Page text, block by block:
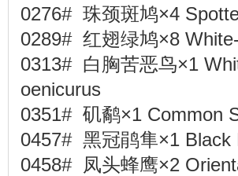
0276# 珠颈斑鸠×4
0289# 红翅绿鸠×8
0313# 白胸苦恶鸟×1
oenicurus
0351# 矶鹬×1 Common
0457# 黑冠鹃隼×1
0458# 凤头蜂鹰×2